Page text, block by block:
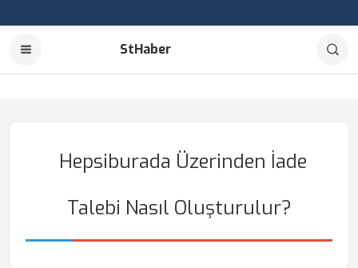
StHaber
Hepsiburada Üzerinden İade
Talebi Nasıl Oluşturulur?